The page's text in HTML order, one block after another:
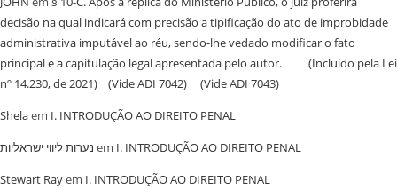
decisão na qual indicará com precisão a tipificação do ato de improbidade
administrativa imputável ao réu, sendo-lhe vedado modificar o fato
principal e a capitulação legal apresentada pelo autor. (Incluído pela Lei
nº 14.230, de 2021) (Vide ADI 7042) (Vide ADI 7043)
Shelaem I. INTRODUÇÃO AO DIREITO PENAL
נערות ליווי ישראליות em I. INTRODUÇÃO AO DIREITO PENAL
Stewart Rayem I. INTRODUÇÃO AO DIREITO PENAL